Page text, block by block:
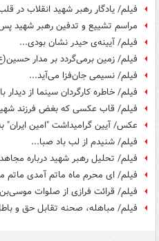
فیلم/ یادگار رهبر شهید انقلاب در
مراسم تشییع و تدفین رهبر شهید
فیلم/ آیینه‌ی حیدر نشان بودی...
فیلم/ زمین برمی‌گردد بر مدار
فیلم/ نسیمی جان‌فزا می‌آید...
فیلم/ خاطره کارگردان سینما از دیدار
فیلم/ قاب عکسی که بغض فرزند
عکس/ آیین گرامیداشت "امین ایران"
فیلم/ شنیدم از لب باد صبا...
فیلم/ تحلیل رهبر شهید درباره
فیلم/ ای محرم ماه ماتم آمدی ماتم
فیلم/ قرائت فرازی از صلوات
فیلم/ مباهله، صحنه تقابل حق و